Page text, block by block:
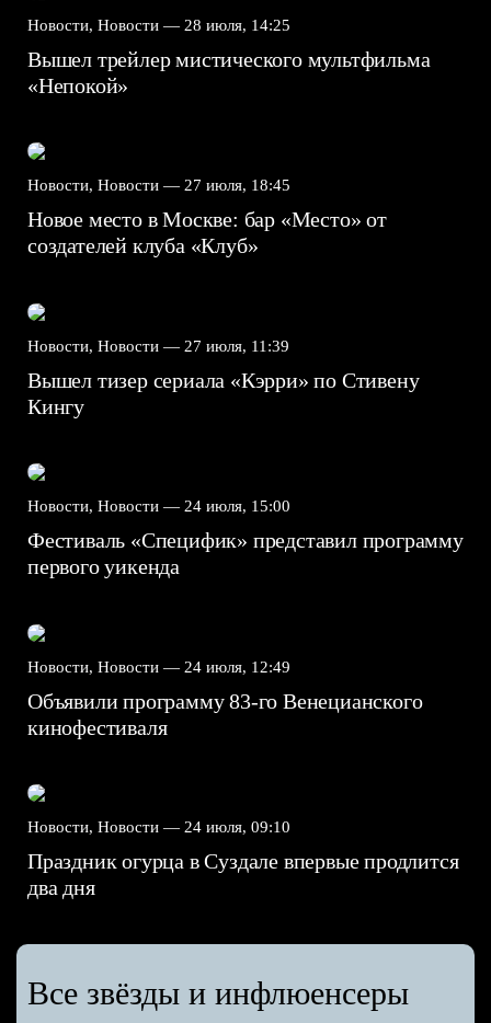
Новости, Новости — 28 июля, 14:25
Вышел трейлер мистического мультфильма
«Непокой»
Новости, Новости — 27 июля, 18:45
Новое место в Москве: бар «Место» от
создателей клуба «Клуб»
Новости, Новости — 27 июля, 11:39
Вышел тизер сериала «Кэрри» по Стивену
Кингу
Новости, Новости — 24 июля, 15:00
Фестиваль «Специфик» представил программу
первого уикенда
Новости, Новости — 24 июля, 12:49
Объявили программу 83-го Венецианского
кинофестиваля
Новости, Новости — 24 июля, 09:10
Праздник огурца в Суздале впервые продлится
два дня
Все звёзды и инфлюенсеры